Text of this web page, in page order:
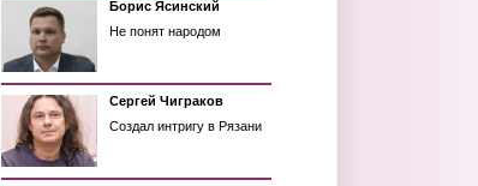
Борис Ясинский
Не понят народом
Сергей Чиграков
Создал интригу в Рязани